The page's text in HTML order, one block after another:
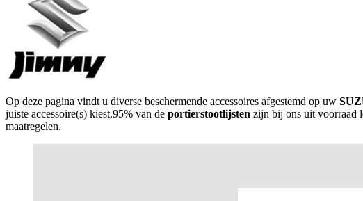
Op deze pagina vindt u diverse beschermende accessoires afgestemd op uw
juiste accessoire(s) kiest.95% van de portierstootlijsten zijn bij ons uit voorraad
maatregelen.